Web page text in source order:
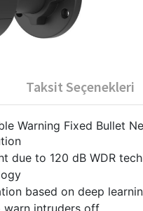
Taksit Seçenekleri